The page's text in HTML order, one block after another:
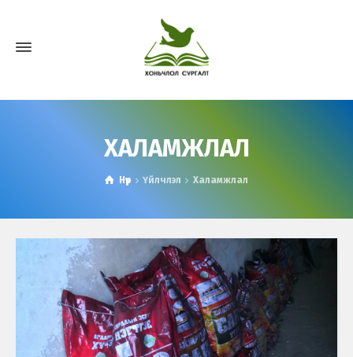
ХАЛАМЖЛАЛ
Нүүр Үйлчлэл Халамжлал